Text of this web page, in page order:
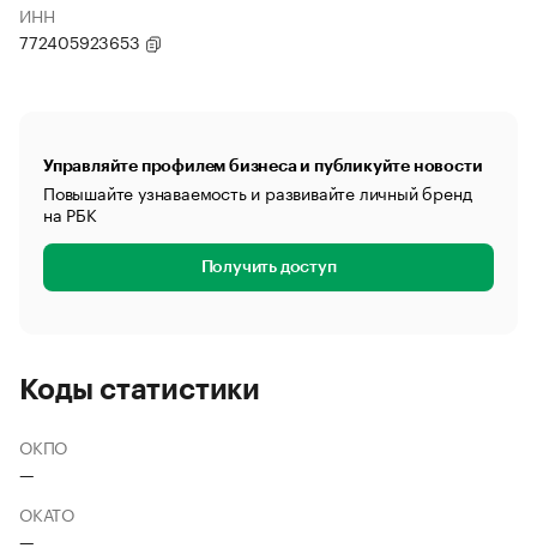
ИНН
772405923653
Управляйте профилем бизнеса и публикуйте новости
Повышайте узнаваемость и развивайте личный бренд
на РБК
Получить доступ
Коды статистики
ОКПО
—
ОКАТО
—